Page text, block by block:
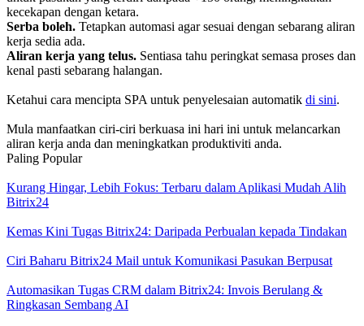
kecekapan dengan ketara.
Serba boleh. Tetapkan automasi agar sesuai dengan sebarang aliran
kerja sedia ada.
Aliran kerja yang telus. Sentiasa tahu peringkat semasa proses dan
kenal pasti sebarang halangan.
Ketahui cara mencipta SPA untuk penyelesaian automatik di sini.
Mula manfaatkan ciri-ciri berkuasa ini hari ini untuk melancarkan
aliran kerja anda dan meningkatkan produktiviti anda.
Paling Popular
Kurang Hingar, Lebih Fokus: Terbaru dalam Aplikasi Mudah Alih
Bitrix24
Kemas Kini Tugas Bitrix24: Daripada Perbualan kepada Tindakan
Ciri Baharu Bitrix24 Mail untuk Komunikasi Pasukan Berpusat
Automasikan Tugas CRM dalam Bitrix24: Invois Berulang &
Ringkasan Sembang AI